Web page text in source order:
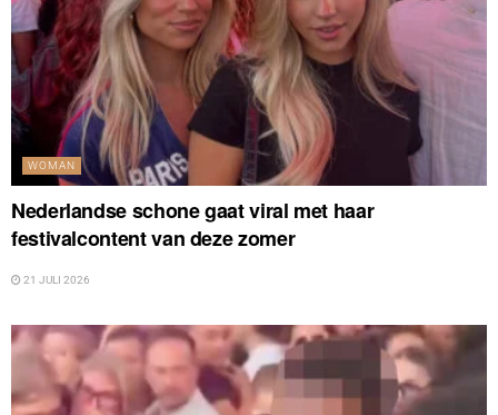
WOMAN
Nederlandse schone gaat viral met haar
festivalcontent van deze zomer
21 JULI 2026